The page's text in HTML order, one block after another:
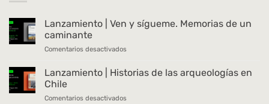
Lanzamiento | Ven y sígueme. Memorias de un
caminante
Comentarios desactivadosen
|
sígueme.
Lanzamiento | Historias de las arqueologías en
Chile
Comentarios desactivadosen